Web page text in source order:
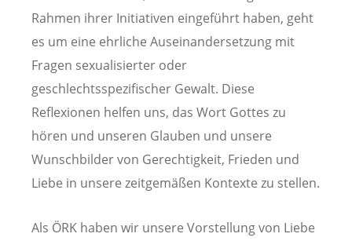
Rahmen ihrer Initiativen eingeführt haben, geht
es um eine ehrliche Auseinandersetzung mit
Fragen sexualisierter oder
geschlechtsspezifischer Gewalt. Diese
Reflexionen helfen uns, das Wort Gottes zu
hören und unseren Glauben und unsere
Wunschbilder von Gerechtigkeit, Frieden und
Liebe in unsere zeitgemäßen Kontexte zu stellen.
Als ÖRK haben wir unsere Vorstellung von Liebe